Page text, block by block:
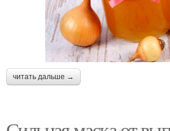
читать дальше →